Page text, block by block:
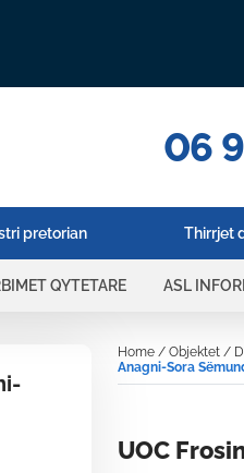
06
pretorian Thirrjet
QYTETARE ASL
Home / Objektet /
Anagni-Sora
UOC